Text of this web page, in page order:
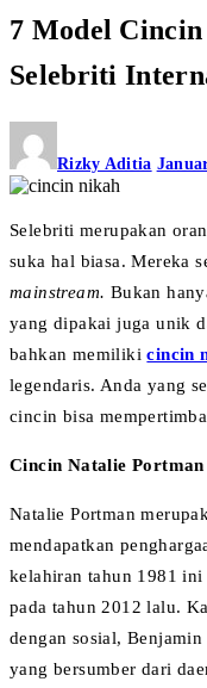
7 Model
Selebriti
Rizky Aditia
Selebriti merupakan
suka hal biasa. Mereka
mainstream. Bukan
yang dipakai juga unik
bahkan memilikicincin
legendaris. Anda yang
cincin bisa
Cincin Natalie Portman
Natalie Portman
mendapatkan
kelahiran tahun 1981
pada tahun 2012 lalu.
dengan sosial,
yang bersumber dari